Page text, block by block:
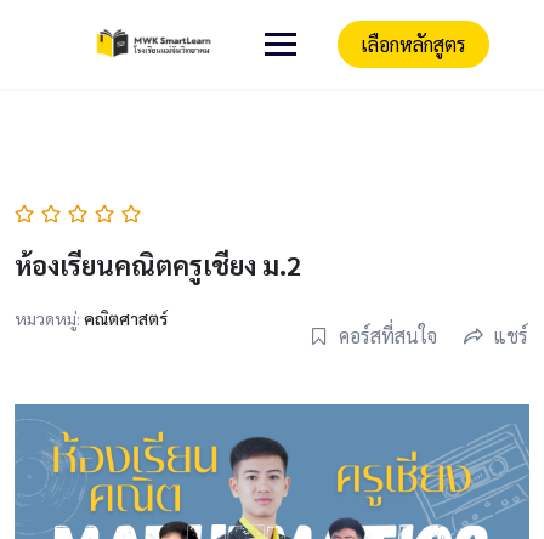
เลือกหลักสูตร
ห้องเรียนคณิตครูเชียง ม.2
หมวดหมู่: คณิตศาสตร์
คอร์สที่สนใจ แชร์